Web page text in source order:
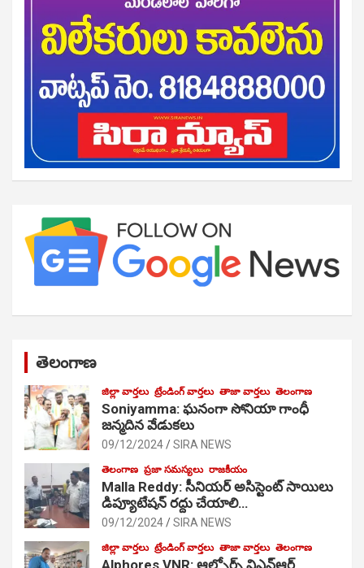
తెలంగాణ
జిల్లా వార్తలు ట్రేండింగ్ వార్తలు తాజా వార్తలు తెలంగాణ
Soniyamma: ఘ‌నంగా సోనియా గాంధీ
జ‌న్మ‌దిన వేడుక‌లు
09/12/2024 SIRA NEWS
తెలంగాణ ప్రజా సమస్యలు రాజకీయం
Malla Reddy: సీనియర్ అసిస్టెంట్ సాయిలు
డిప్యూటేషన్ రద్దు చేయాలి…
09/12/2024 SIRA NEWS
జిల్లా వార్తలు ట్రేండింగ్ వార్తలు తాజా వార్తలు తెలంగాణ
Alphores VNR: ఆల్ఫోర్స్ విఎన్ఆర్